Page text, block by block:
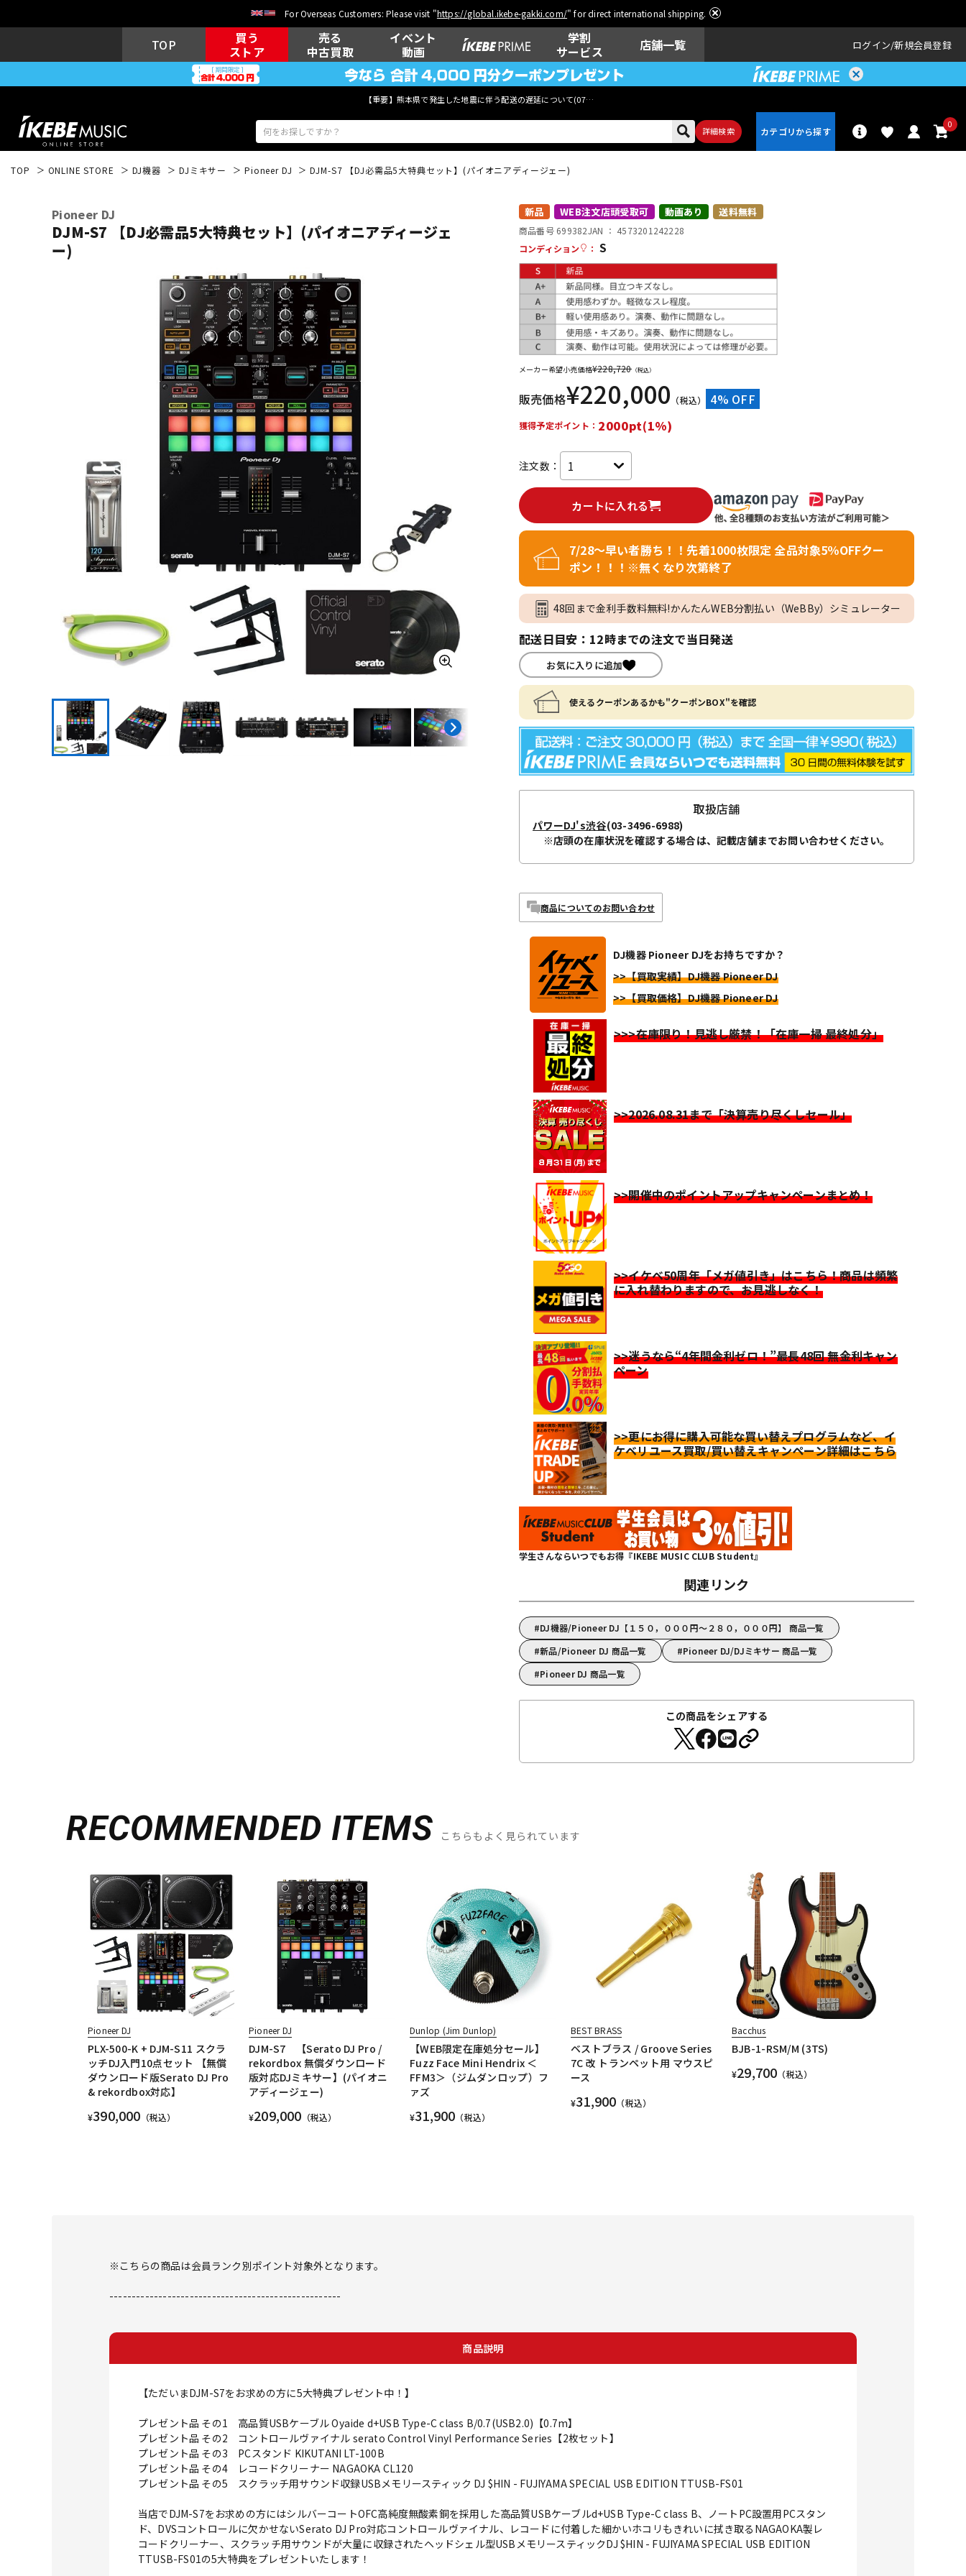
For Overseas Customers: Please visit "https://global.ikebe-gakki.com/" for direct international shipping.
TOP
買う
ストア
売る
中古買取
イベント
動画
学割
サービス
店舗一覧 ログイン 新規会員登録
【重要】熊本県で発生した地震に伴う配送の遅延について(07月29日
詳細検索
0
ウクレレ ドラム
電子ピアノ その他楽器
DTM レコーディン
グ機器
配信/ライブ
機器
ヴィンテージ
TOP ONLINE STORE DJ機器 DJミキサー Pioneer DJ DJM-S7 【DJ必需品5大特典セット】(パイオニアディージェー)
Pioneer DJ
DJM-S7 【DJ必需品5大特典セット】(パイオニアディージェ
ー)
新品 WEB注文店頭受取可 動画あり 送料無料
商品番号 699382JAN ： 4573201242228
コンディション
： S
メーカー希望小売価格¥228,720（税込）
販売価格¥220,000 （税込） 4% OFF
獲得予定ポイント： 2000pt(1%)
注文数：
カートに入れる
7/28～早い者勝ち！！先着1000枚限定 全品対象5％OFFクー
ポン！！！※無くなり次第終了
48回まで金利手数料無料!かんたんWEB分割払い（WeBBy）シミュレーター
配送日目安：12時までの注文で当日発送
お気に入りに追加
使えるクーポンあるかも"クーポンBOX"を確認
取扱店舗
パワーDJ's渋谷(03-3496-6988)
※店頭の在庫状況を確認する場合は、記載店舗までお問い合わせください。
商品についてのお問い合わせ
DJ機器 Pioneer DJをお持ちですか？
>>【買取実績】DJ機器 Pioneer DJ
>>【買取価格】DJ機器 Pioneer DJ
>>>在庫限り！見逃し厳禁！「在庫一掃 最終処分」
>>2026.08.31まで「決算売り尽くしセール」
>>開催中のポイントアップキャンペーンまとめ！
>>イケベ50周年「メガ値引き」はこちら！商品は頻繁
に入れ替わりますので、お見逃しなく！
>>迷うなら“4年間金利ゼロ！”最長48回 無金利キャン
ペーン
>>更にお得に購入可能な買い替えプログラムなど、イ
ケベリユース買取/買い替えキャンペーン詳細はこちら
学生さんならいつでもお得『IKEBE MUSIC CLUB Student』
関連リンク
DJ機器/Pioneer DJ【１５０，０００円～２８０，０００円】 商品一覧
新品/Pioneer DJ 商品一覧
Pioneer DJ/DJミキサー 商品一覧
Pioneer DJ 商品一覧
この商品をシェアする
RECOMMENDED ITEMS こちらもよく見られています
Pioneer DJ
PLX-500-K + DJM-S11 スクラ
ッチDJ入門10点セット 【無償
ダウンロード版Serato DJ Pro
& rekordbox対応】
¥390,000 （税込）
Pioneer DJ
DJM-S7 【Serato DJ Pro /
rekordbox 無償ダウンロード
版対応DJミキサー】(パイオニ
アディージェー)
¥209,000 （税込）
Dunlop (Jim Dunlop)
【WEB限定在庫処分セール】
Fuzz Face Mini Hendrix ＜
FFM3＞（ジムダンロップ）フ
ァズ
¥31,900 （税込）
BEST BRASS
ベストブラス / Groove Series
7C 改 トランペット用 マウスピ
ース
¥31,900 （税込）
Bacchus
BJB-1-RSM/M (3TS)
¥29,700 （税込）
※こちらの商品は会員ランク別ポイント対象外となります。
----------------------------------------------------
商品説明
【ただいまDJM-S7をお求めの方に5大特典プレゼント中！】
プレゼント品 その1 高品質USBケーブル Oyaide d+USB Type-C class B/0.7(USB2.0)【0.7m】
プレゼント品 その2 コントロールヴァイナル serato Control Vinyl Performance Series【2枚セット】
プレゼント品 その3 PCスタンド KIKUTANI LT-100B
プレゼント品 その4 レコードクリーナー NAGAOKA CL120
プレゼント品 その5 スクラッチ用サウンド収録USBメモリースティック DJ $HIN - FUJIYAMA SPECIAL USB EDITION TTUSB-FS01
当店でDJM-S7をお求めの方にはシルバーコートOFC高純度無酸素銅を採用した高品質USBケーブルd+USB Type-C class B、ノートPC設置用PCスタン
ド、DVSコントロールに欠かせないSerato DJ Pro対応コントロールヴァイナル、レコードに付着した細かいホコリもきれいに拭き取るNAGAOKA製レ
コードクリーナー、スクラッチ用サウンドが大量に収録されたヘッドシェル型USBメモリースティックDJ $HIN - FUJIYAMA SPECIAL USB EDITION
TTUSB-FS01の5大特典をプレゼントいたします！